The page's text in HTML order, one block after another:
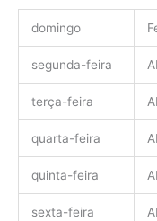
domingo
segunda-feira
terça-feira
quarta-feira
quinta-feira
sexta-feira